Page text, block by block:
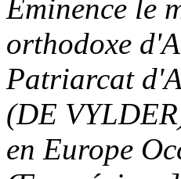
Eminence le
orthodoxe
Patriarcat
(DE VYLDER
en Europe